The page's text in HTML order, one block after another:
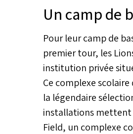
Un camp de
Pour leur camp de
premier tour, les
institution privée
Ce complexe
la légendaire
installations mettent
Field, un complexe